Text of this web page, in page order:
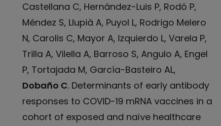
Castellana C, Hernández-Luis P, Rodó P,
Méndez S, Llupià A, Puyol L, Rodrigo Melero
N, Carolis C, Mayor A, Izquierdo L, Varela P,
Trilla A, Vilella A, Barroso S, Angulo A, Engel
P, Tortajada M, García-Basteiro AL,
Dobaño C. Determinants of early antibody
responses to COVID-19 mRNA vaccines in a
cohort of exposed and naïve healthcare